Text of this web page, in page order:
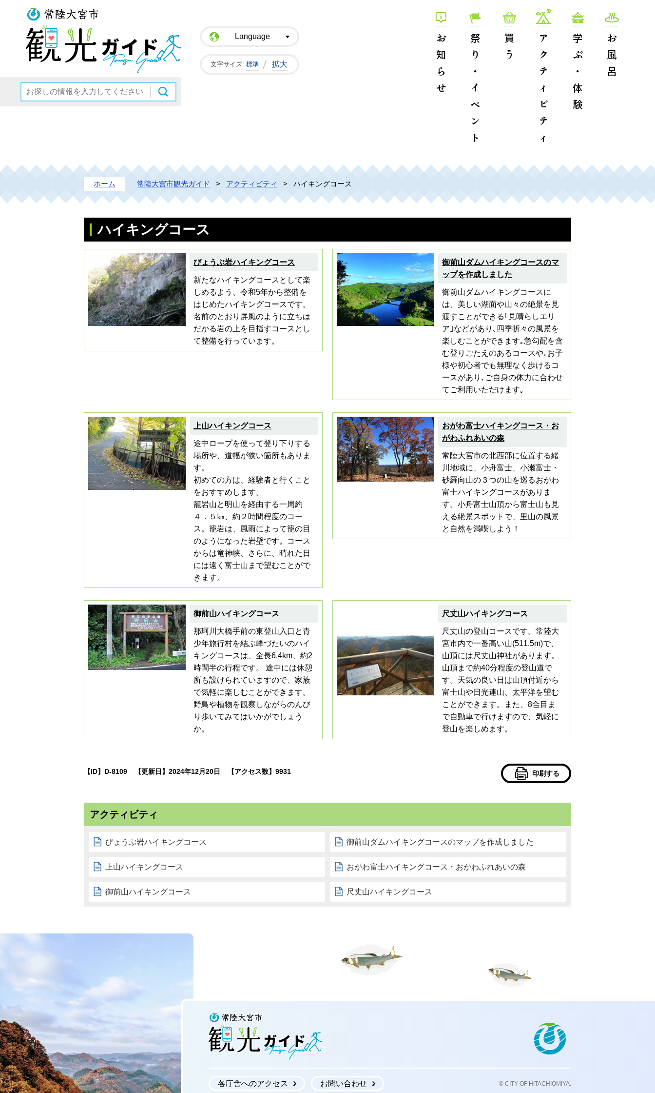
Language
文字サイズ 標準 拡大 お知らせ 祭り・イベント 買う アクティビティ 学ぶ・体験 お風呂
ホーム 常陸大宮市観光ガイド > アクティビティ > ハイキングコース
ハイキングコース
びょうぶ岩ハイキングコース
新たなハイキングコースとして楽
しめるよう、令和5年から整備を
はじめたハイキングコースです。
名前のとおり屏風のように立ちは
だかる岩の上を目指すコースとし
て整備を行っています。
御前山ダムハイキングコースのマ
ップを作成しました
御前山ダムハイキングコースに
は、美しい湖面や山々の絶景を見
渡すことができる｢見晴らしエリ
ア｣などがあり､四季折々の風景を
楽しむことができます｡急勾配を含
む登りごたえのあるコースや､お子
様や初心者でも無理なく歩けるコ
ースがあり､ご自身の体力に合わせ
てご利用いただけます｡
上山ハイキングコース
途中ロープを使って登り下りする
場所や、道幅が狭い箇所もありま
す。
初めての方は、経験者と行くこと
をおすすめします。
籠岩山と明山を経由する一周約
４．５㎞、約２時間程度のコー
ス。籠岩は、風雨によって籠の目
のようになった岩壁です。コース
からは竜神峡、さらに、晴れた日
には遠く富士山まで望むことがで
きます。
おがわ富士ハイキングコース・お
がわふれあいの森
常陸大宮市の北西部に位置する緒
川地域に、小舟富士、小瀬富士・
砂羅向山の３つの山を巡るおがわ
富士ハイキングコースがありま
す。小舟富士山頂から富士山も見
える絶景スポットで、里山の風景
と自然を満喫しよう！
御前山ハイキングコース
那珂川大橋手前の東登山入口と青
少年旅行村を結ぶ峰づたいのハイ
キングコースは、全長6.4km、約2
時間半の行程です。 途中には休憩
所も設けられていますので、家族
で気軽に楽しむことができます。
野鳥や植物を観察しながらのんび
り歩いてみてはいかがでしょう
か。
尺丈山ハイキングコース
尺丈山の登山コースです。常陸大
宮市内で一番高い山(511.5m)で、
山頂には尺丈山神社があります。
山頂まで約40分程度の登山道で
す。天気の良い日は山頂付近から
富士山や日光連山、太平洋を望む
ことができます。また、8合目ま
で自動車で行けますので、気軽に
登山を楽しめます。
【ID】 D-8109 【更新日】 2024年12月20日 【アクセス数】 9931 印刷する
アクティビティ
びょうぶ岩ハイキングコース 御前山ダムハイキングコースのマップを作成しました
上山ハイキングコース おがわ富士ハイキングコース・おがわふれあいの森
御前山ハイキングコース 尺丈山ハイキングコース
各庁舎へのアクセス お問い合わせ © CITY OF HITACHIOMIYA.